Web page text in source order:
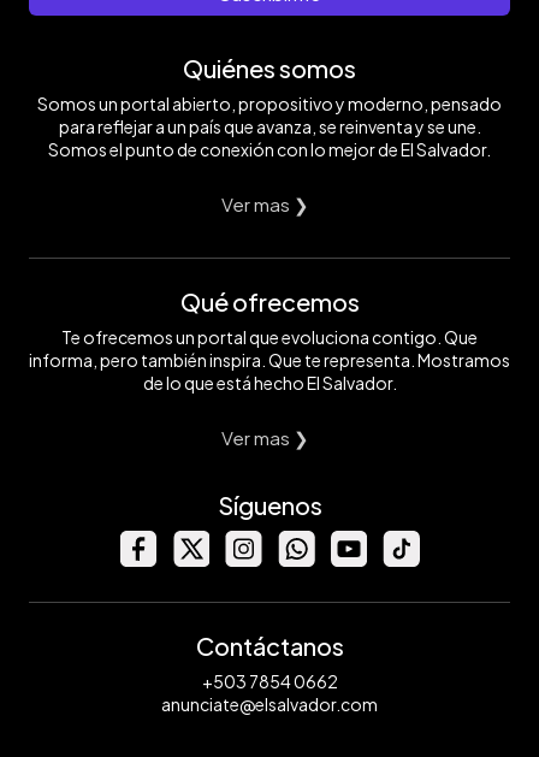
Quiénes somos
Somos un portal abierto, propositivo y moderno, pensado
para reflejar a un país que avanza, se reinventa y se une.
Somos el punto de conexión con lo mejor de El Salvador.
Ver mas ❯
Qué ofrecemos
Te ofrecemos un portal que evoluciona contigo. Que
informa, pero también inspira. Que te representa. Mostramos
de lo que está hecho El Salvador.
Ver mas ❯
Síguenos
Contáctanos
+503 7854 0662
anunciate@elsalvador.com